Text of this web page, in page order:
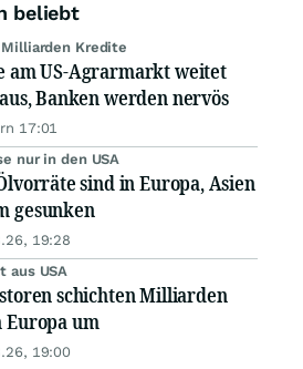
beliebt
Kredite
am US-Agrarmarkt weitet
Banken werden nervös
17:01
nur in den USA
sind in Europa, Asien
gesunken
19:28
aus USA
schichten Milliarden
Europa um
19:00